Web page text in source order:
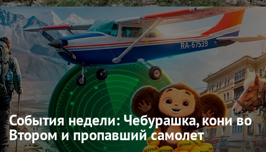
События недели: Чебурашка, кони во
Втором и пропавший самолет